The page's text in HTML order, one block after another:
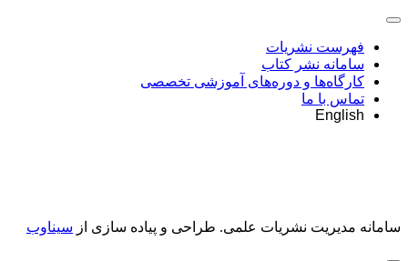
فهرست نشریات
سامانه نشر کتاب
کارگاه‌ها و دوره‌های آموزشی تخصصی
تماس با ما
English
سامانه مدیریت نشریات علمی. طراحی و پیاده سازی از سیناوب